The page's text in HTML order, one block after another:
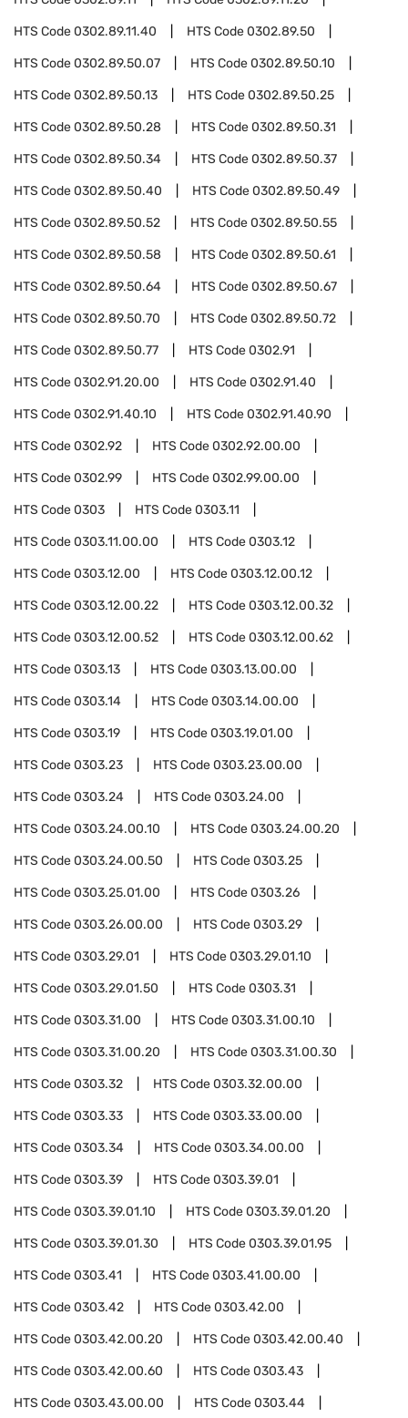
HTS Code0302.89.11.40 HTS Code0302.89.50
HTS Code0302.89.50.07 HTS Code0302.89.50.10
HTS Code0302.89.50.13 HTS Code0302.89.50.25
HTS Code0302.89.50.28 HTS Code0302.89.50.31
HTS Code0302.89.50.34 HTS Code0302.89.50.37
HTS Code0302.89.50.40 HTS Code0302.89.50.49
HTS Code0302.89.50.52 HTS Code0302.89.50.55
HTS Code0302.89.50.58 HTS Code0302.89.50.61
HTS Code0302.89.50.64 HTS Code0302.89.50.67
HTS Code0302.89.50.70 HTS Code0302.89.50.72
HTS Code0302.89.50.77 HTS Code0302.91
HTS Code0302.91.20.00 HTS Code0302.91.40
HTS Code0302.91.40.10 HTS Code0302.91.40.90
HTS Code0302.92 HTS Code0302.92.00.00
HTS Code0302.99 HTS Code0302.99.00.00
HTS Code0303 HTS Code0303.11
HTS Code0303.11.00.00 HTS Code0303.12
HTS Code0303.12.00 HTS Code0303.12.00.12
HTS Code0303.12.00.22 HTS Code0303.12.00.32
HTS Code0303.12.00.52 HTS Code0303.12.00.62
HTS Code0303.13 HTS Code0303.13.00.00
HTS Code0303.14 HTS Code0303.14.00.00
HTS Code0303.19 HTS Code0303.19.01.00
HTS Code0303.23 HTS Code0303.23.00.00
HTS Code0303.24 HTS Code0303.24.00
HTS Code0303.24.00.10 HTS Code0303.24.00.20
HTS Code0303.24.00.50 HTS Code0303.25
HTS Code0303.25.01.00 HTS Code0303.26
HTS Code0303.26.00.00 HTS Code0303.29
HTS Code0303.29.01 HTS Code0303.29.01.10
HTS Code0303.29.01.50 HTS Code0303.31
HTS Code0303.31.00 HTS Code0303.31.00.10
HTS Code0303.31.00.20 HTS Code0303.31.00.30
HTS Code0303.32 HTS Code0303.32.00.00
HTS Code0303.33 HTS Code0303.33.00.00
HTS Code0303.34 HTS Code0303.34.00.00
HTS Code0303.39 HTS Code0303.39.01
HTS Code0303.39.01.10 HTS Code0303.39.01.20
HTS Code0303.39.01.30 HTS Code0303.39.01.95
HTS Code0303.41 HTS Code0303.41.00.00
HTS Code0303.42 HTS Code0303.42.00
HTS Code0303.42.00.20 HTS Code0303.42.00.40
HTS Code0303.42.00.60 HTS Code0303.43
HTS Code0303.43.00.00 HTS Code0303.44